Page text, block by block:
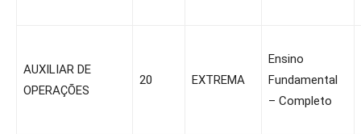
AUXILIAR DE
OPERAÇÕES
20 EXTREMA
Ensino
Fundamental
– Completo